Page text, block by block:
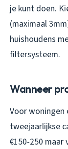
je kunt doen.
(maximaal
huishoudens
filtersysteem.
Wanneer
Voor woningen
tweejaarlijkse
€150-250 maar